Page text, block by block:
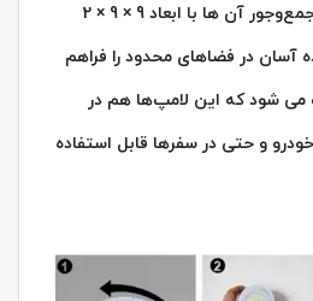
هستند طراحی کوچک و جمع‌وجور آن‌ ها با ابعاد 9 × 9 × 2
آسان در فضاهای محدود را فراهم
می‌ شود که این لامپ‌ها هم در
و حتی در سفرها قابل استفاده